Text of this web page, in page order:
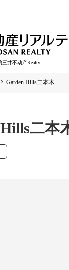
井不动产Realty
Garden Hills二本木
二本